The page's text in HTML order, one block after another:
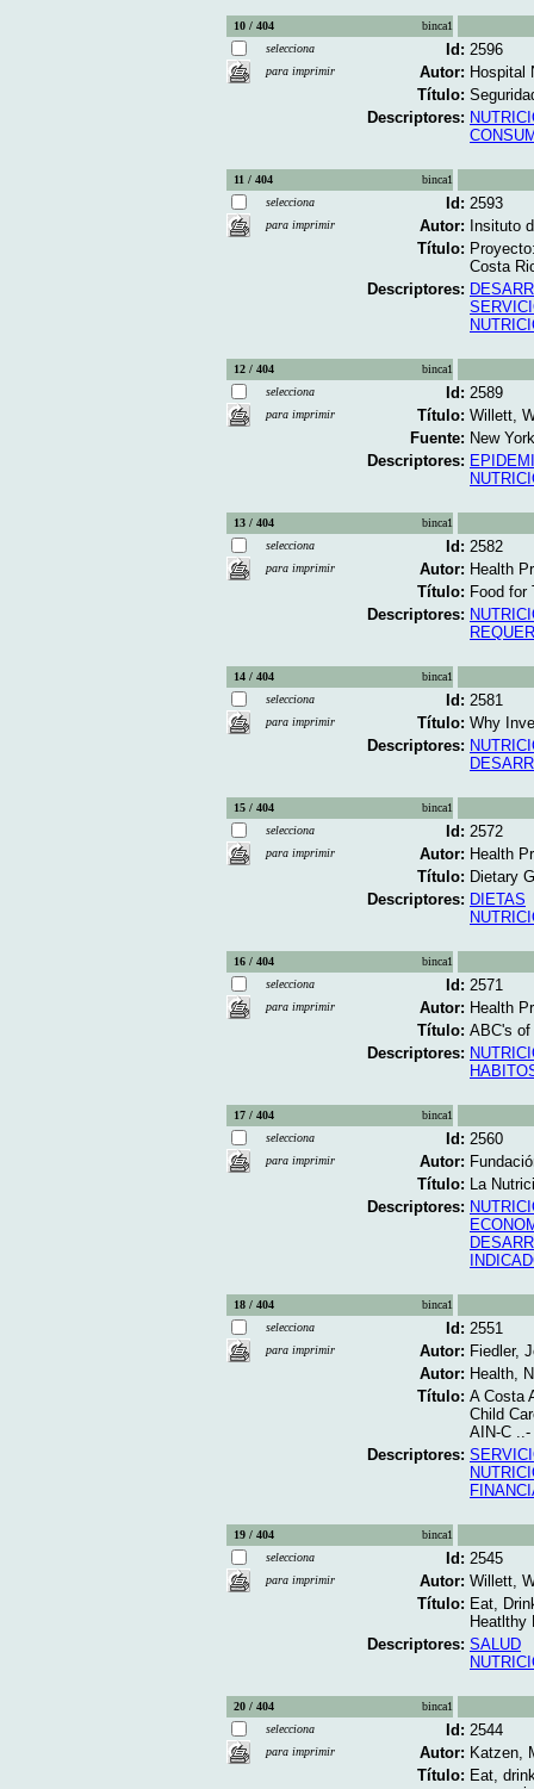
10 / 404
binca1
selecciona
para imprimir
Id: 2596
Autor: Hospital
Título:
Descriptores:
11 / 404
binca1
selecciona
para imprimir
Id: 2593
Autor: Insituto
Título:
Costa
Descriptores:
12 / 404
binca1
selecciona
para imprimir
Id: 2589
Título: Willett,
Fuente: New
Descriptores:
13 / 404
binca1
selecciona
para imprimir
Id: 2582
Autor: Health
Título: Food for
Descriptores:
14 / 404
binca1
selecciona
para imprimir
Id: 2581
Título: Why
Descriptores:
15 / 404
binca1
selecciona
para imprimir
Id: 2572
Autor: Health
Título: Dietary
Descriptores: DIETAS
16 / 404
binca1
selecciona
para imprimir
Id: 2571
Autor: Health
Título: ABC's
Descriptores:
17 / 404
binca1
selecciona
para imprimir
Id: 2560
Autor:
Título: La
Descriptores:
18 / 404
binca1
selecciona
para imprimir
Id: 2551
Autor: Fiedler,
Autor: Health,
Título: A Costa
Child
AIN-C ..-
Descriptores:
19 / 404
binca1
selecciona
para imprimir
Id: 2545
Autor: Willett,
Título: Eat,
Heatlthy
Descriptores: SALUD
20 / 404
binca1
selecciona
para imprimir
Id: 2544
Autor: Katzen,
Título: Eat,